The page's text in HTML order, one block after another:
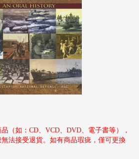
（如：CD、VCD、DVD、電子書等），
法接受退貨。如有商品瑕疵，僅可更換